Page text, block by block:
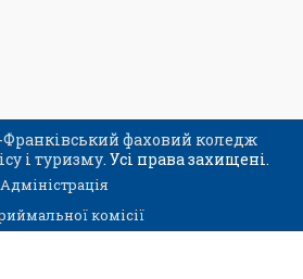
фаховий коледж
і туризму. Усі права захищені.
Адміністрація
комісії